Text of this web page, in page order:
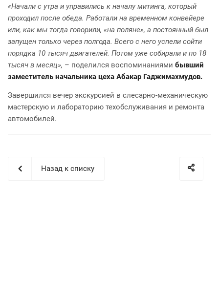
«Начали с утра и управились к началу митинга, который
проходил после обеда. Работали на временном конвейере
или, как мы тогда говорили, «на поляне», а постоянный был
запущен только через полгода. Всего с него успели сойти
порядка 10 тысяч двигателей. Потом уже собирали и по 18
тысяч в месяц», – поделился воспоминаниями бывший
заместитель начальника цеха Абакар Гаджимахмудов.
Завершился вечер экскурсией в слесарно-механическую
мастерскую и лабораторию техобслуживания и ремонта
автомобилей.
Назад к списку